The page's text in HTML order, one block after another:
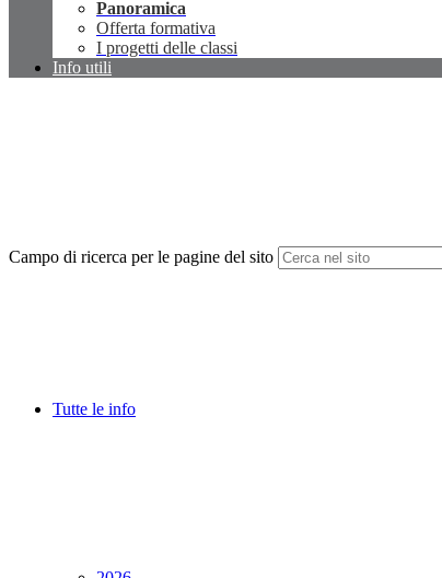
Panoramica
Offerta formativa
I progetti delle classi
Info utili
Campo di ricerca per le pagine del sito
Tutte le info